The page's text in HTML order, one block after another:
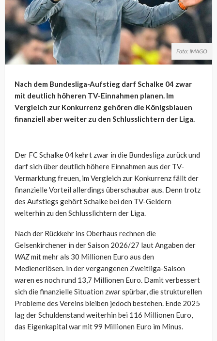
Foto: IMAGO
Nach dem Bundesliga-Aufstieg darf Schalke 04 zwar
mit deutlich höheren TV-Einnahmen planen. Im
Vergleich zur Konkurrenz gehören die Königsblauen
finanziell aber weiter zu den Schlusslichtern der Liga.
Der FC Schalke 04 kehrt zwar in die Bundesliga zurück und
darf sich über deutlich höhere Einnahmen aus der TV-
Vermarktung freuen, im Vergleich zur Konkurrenz fällt der
finanzielle Vorteil allerdings überschaubar aus. Denn trotz
des Aufstiegs gehört Schalke bei den TV-Geldern
weiterhin zu den Schlusslichtern der Liga.
Nach der Rückkehr ins Oberhaus rechnen die
Gelsenkirchener in der Saison 2026/27 laut Angaben der
WAZmit mehr als 30 Millionen Euro aus den
Medienerlösen. In der vergangenen Zweitliga-Saison
waren es noch rund 13,7 Millionen Euro. Damit verbessert
sich die finanzielle Situation zwar spürbar, die strukturellen
Probleme des Vereins bleiben jedoch bestehen. Ende 2025
lag der Schuldenstand weiterhin bei 116 Millionen Euro,
das Eigenkapital war mit 99 Millionen Euro im Minus.